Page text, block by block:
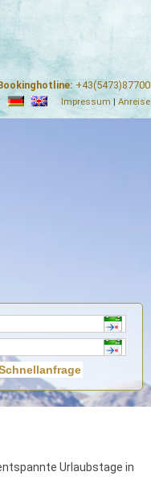
+43(5473)87700
Impressum | Anreise
Urlaubstage in